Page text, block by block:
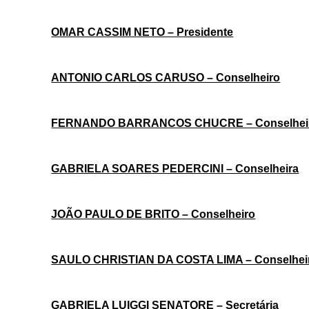
OMAR CASSIM NETO – Presidente
ANTONIO CARLOS CARUSO – Conselheiro
FERNANDO BARRANCOS CHUCRE –
GABRIELA SOARES PEDERCINI – Conselheira
JOÃO PAULO DE BRITO – Conselheiro
SAULO CHRISTIAN DA COSTA LIMA –
GABRIELA LUIGGI SENATORE – Secretária